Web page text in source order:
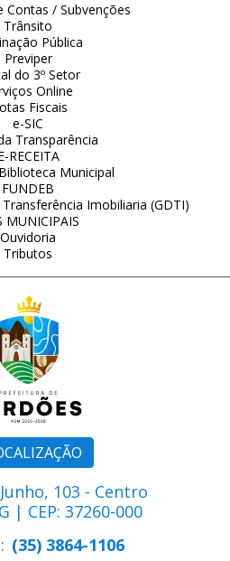
103 - Centro
| CEP: 37260-000
(35) 3864-1106
Contas / Subvenções
Trânsito
Pública
Previper
do 3º Setor
Online
Fiscais
e-SIC
Transparência
RECEITA
Municipal
FUNDEB
Imobiliaria (GDTI)
MUNICIPAIS
Ouvidoria
Tributos